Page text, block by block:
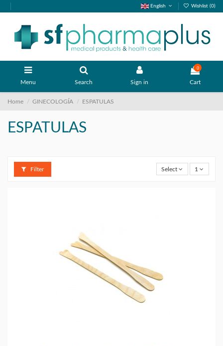
English Wishlist (0)
Menu Search Sign in
0
Cart
Home GINECOLOGÍA ESPATULAS
ESPATULAS
Filter Select 1